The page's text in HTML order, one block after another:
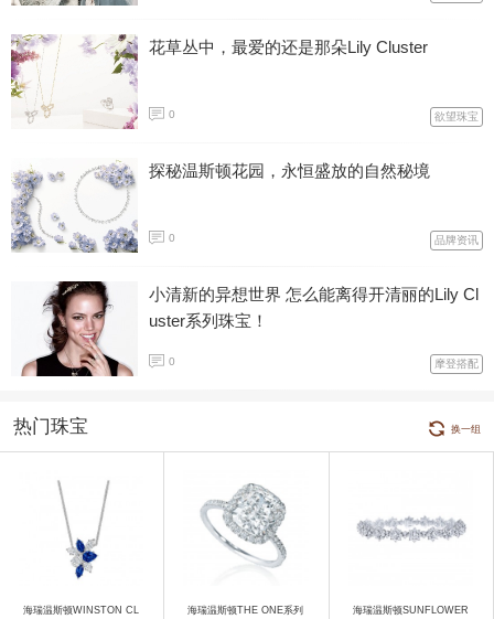
花草丛中，最爱的还是那朵Lily Cluster
0 欲望珠宝
探秘温斯顿花园，永恒盛放的自然秘境
0 品牌资讯
小清新的异想世界 怎么能离得开清丽的Lily Cl
uster系列珠宝！
0 摩登搭配
热门珠宝 换一组
海瑞温斯顿WINSTON CL
海瑞温斯顿THE ONE系列
海瑞温斯顿SUNFLOWER